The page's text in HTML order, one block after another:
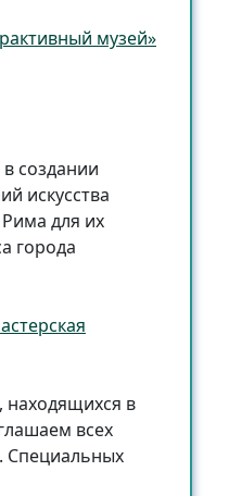
музей»
создании
искусства
для их
города
находящихся в
всех
Специальных